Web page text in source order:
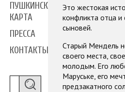
ПУШКИНСКАЯ
КАРТА
ПРЕССА
КОНТАКТЫ
Это жестокая
конфликта отца и
сыновей.
Старый Мендель
своего места,
молодым. Его
Маруське, его
предзакатного